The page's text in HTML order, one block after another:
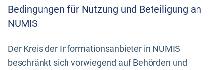
Bedingungen für Nutzung und Beteiligung an
NUMIS
Der Kreis der Informationsanbieter in NUMIS
beschränkt sich vorwiegend auf Behörden und